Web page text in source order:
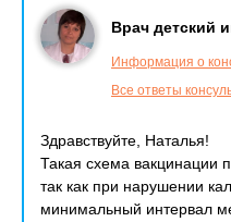
Врач детский
Информация о
Все ответы
Здравствуйте, Наталья!
Такая схема вакцинации
так как при нарушении
минимальный интервал